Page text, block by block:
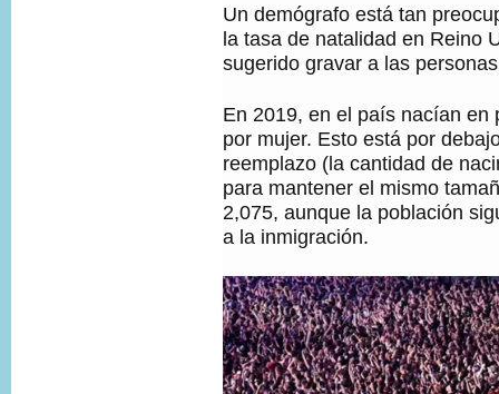
Un demógrafo está tan
la tasa de natalidad en Reino
sugerido gravar a las
En 2019, en el país nacían en
por mujer. Esto está por
reemplazo (la cantidad de
para mantener el mismo
2,075, aunque la población
a la inmigración.